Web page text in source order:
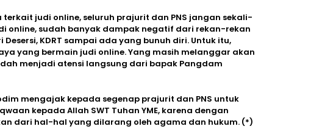
judi online, seluruh prajurit dan PNS jangan sekali-
online, sudah banyak dampak negatif dari rekan-rekan
KDRT sampai ada yang bunuh diri. Untuk itu,
yang bermain judi online. Yang masih melanggar akan
menjadi atensi langsung dari bapak Pangdam
mengajak kepada segenap prajurit dan PNS untuk
kepada Allah SWT Tuhan YME, karena dengan
dari hal-hal yang dilarang oleh agama dan hukum. (*)